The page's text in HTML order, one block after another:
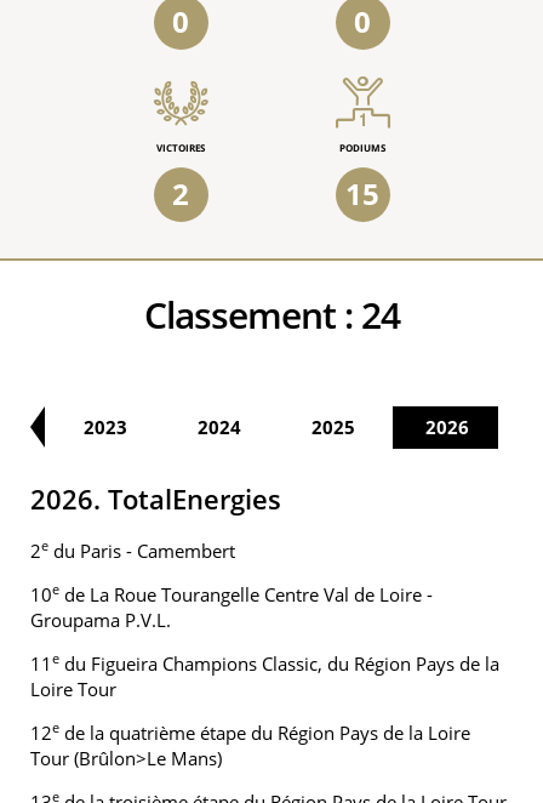
0 0
VICTOIRES
2
PODIUMS
15
Classement :24
2023 2024 2025 2026
2026. TotalEnergies
2e du Paris - Camembert
10e de La Roue Tourangelle Centre Val de Loire -
Groupama P.V.L.
11 e du Figueira Champions Classic, du Région Pays de la
Loire Tour
12e de la quatrième étape du Région Pays de la Loire
Tour (Brûlon>Le Mans)
e